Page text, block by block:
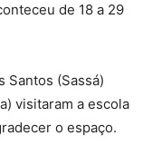
de 18 a 29
Santos (Sassá)
visitaram a escola
o espaço.